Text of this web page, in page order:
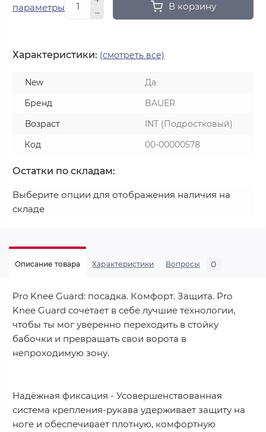
параметры
В корзину
Характеристики: (смотреть все)
New
Да
Бренд
BAUER
Возраст
INT (Подростковый)
Код
00-00000578
Остатки по складам:
Выберите опции для отображения наличия на
складе
Описание товара Характеристики Вопросы 0
Pro Knee Guard: посадка. Комфорт. Защита. Pro
Knee Guard сочетает в себе лучшие технологии,
чтобы ты мог уверенно переходить в стойку
бабочки и превращать свои ворота в
непроходимую зону.
Надёжная фиксация - Усовершенствованная
система крепления-рукава удерживает защиту на
ноге и обеспечивает плотную, комфортную